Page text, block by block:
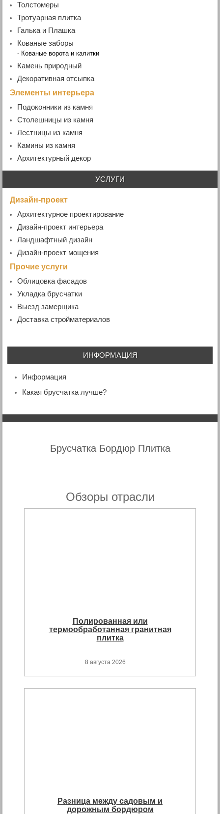
Толстомеры
- Гранитная плита
Тротуарная плитка
Галька и Плашка
Кованые заборы
- Кованые ворота и калитки
Камень природный
Декоративная отсыпка
Элементы интерьера
Подоконники из камня
- Гранитные подоконники
Столешницы из камня
Лестницы из камня
- Ступени гранитные
Камины из камня
Архитектурный декор
УСЛУГИ
Дизайн-проект
Архитектурное проектирование
Дизайн-проект интерьера
Ландшафтный дизайн
Дизайн-проект мощения
Прочие услуги
Облицовка фасадов
Укладка брусчатки
Выезд замерщика
Доставка стройматериалов
ИНФОРМАЦИЯ
Информация
Какая брусчатка лучше?
Брусчатка Бордюр Плитка
Обзоры отрасли
Полированная или
термообработанная гранитная
плитка
8 августа 2026
Разница между садовым и
дорожным бордюром